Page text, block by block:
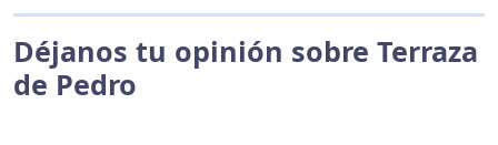
Déjanos tu opinión sobre Terraza
de Pedro